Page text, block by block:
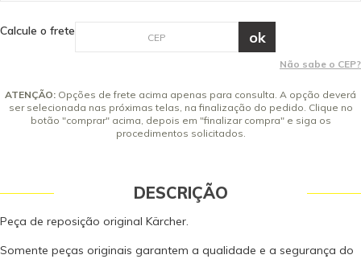
Calcule o frete
Não sabe o CEP?
ATENÇÃO: Opções de frete acima apenas para consulta. A opção deverá
ser selecionada nas próximas telas, na finalização do pedido. Clique no
botão "comprar" acima, depois em "finalizar compra" e siga os
procedimentos solicitados.
DESCRIÇÃO
Peça de reposição original Kärcher.
Somente peças originais garantem a qualidade e a segurança do